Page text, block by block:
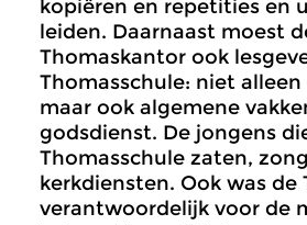
kopiëren en repetities en
leiden. Daarnaast moest
Thomaskantor ook
Thomasschule: niet alleen
maar ook algemene
godsdienst. De jongens
Thomasschule zaten,
kerkdiensten. Ook was de
verantwoordelijk voor de